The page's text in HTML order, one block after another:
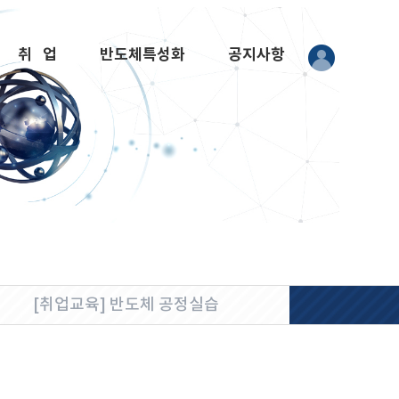
취 업 반도체특성화 공지사항
[취업교육] 반도체 공정실습